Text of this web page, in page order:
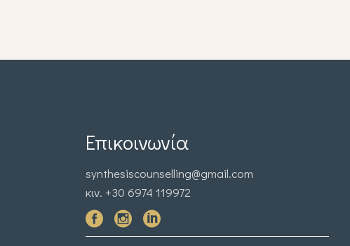
Επικοινωνία
synthesiscounselling@gmail.com
κιν. +30 6974 119972